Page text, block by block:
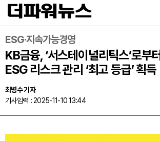
ESG·지속가능경영
KB금융, ‘서스테이널리틱스’로부
ESG 리스크 관리 ‘최고 등급’ 획득
최병수 기자
기사입력 : 2025-11-10 13:44